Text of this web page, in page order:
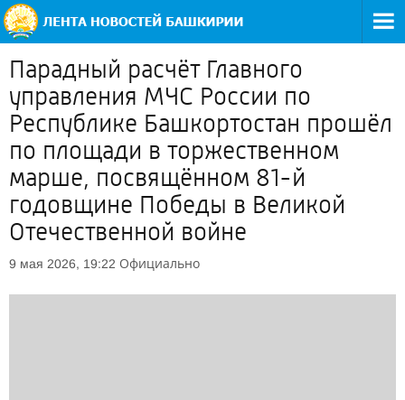
Парадный расчёт Главного
управления МЧС России по
Республике Башкортостан прошёл
по площади в торжественном
марше, посвящённом 81-й
годовщине Победы в Великой
Отечественной войне
9 мая 2026, 19:22 Официально